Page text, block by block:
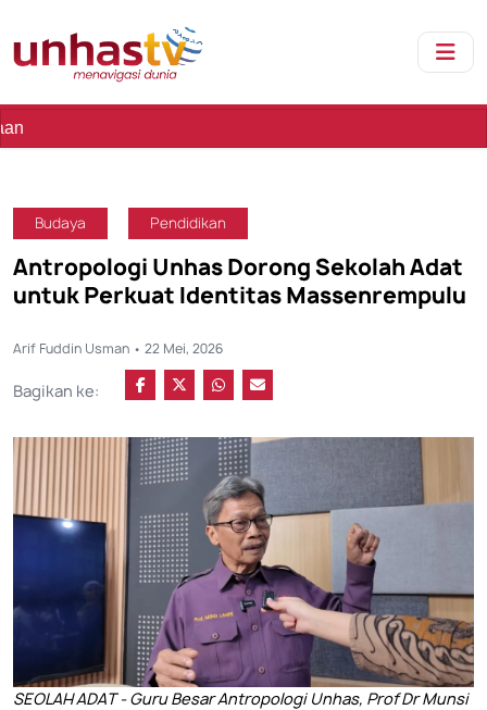
Budaya Pendidikan
Antropologi Unhas Dorong Sekolah Adat
untuk Perkuat Identitas Massenrempulu
Arif Fuddin Usman • 22 Mei, 2026
Bagikan ke:
SEOLAH ADAT - Guru Besar Antropologi Unhas, Prof Dr Munsi